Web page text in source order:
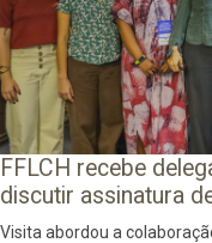
FFLCH recebe
discutir assinatura
Visita abordou a